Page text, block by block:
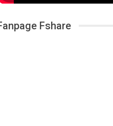
Fshare